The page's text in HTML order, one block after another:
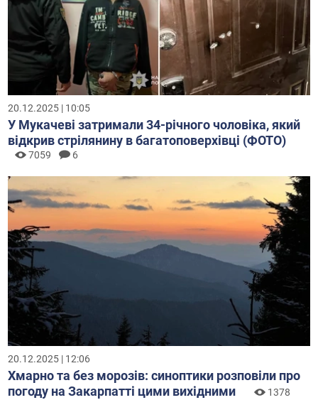
20.12.2025 | 10:05
У Мукачеві затримали 34-річного чоловіка, який
відкрив стрілянину в багатоповерхівці (ФОТО)
7059 6
20.12.2025 | 12:06
Хмарно та без морозів: синоптики розповіли про
погоду на Закарпатті цими вихідними
1378